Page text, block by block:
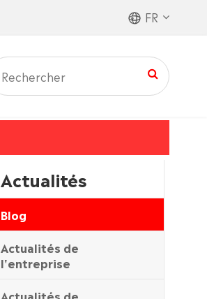
FR
Actualités
Blog
Actualités de
l'entreprise